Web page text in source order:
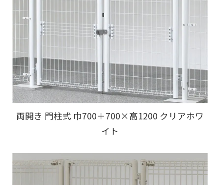
両開き 門柱式 巾700＋700×高1200 クリアホワ
イト